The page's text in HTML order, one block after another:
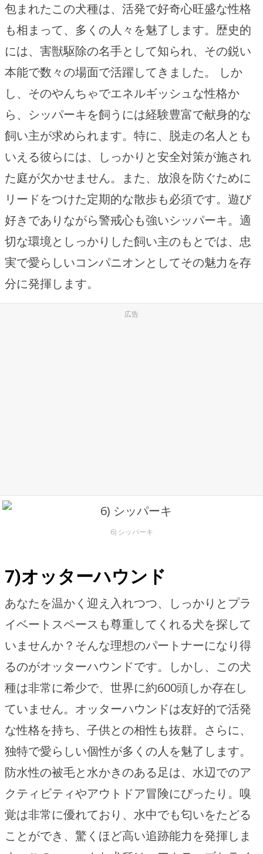
包まれたこの犬種は、活発で好奇心旺盛な性格
も相まって、多くの人々を魅了します。歴史的
には、害獣駆除の名手として知られ、その鋭い
本能で数々の場面で活躍してきました。 しか
し、そのやんちゃでエネルギッシュな性格か
ら、シッパーキを飼うには経験豊富で献身的な
飼い主が求められます。特に、脱走の名人とも
いえる彼らには、しっかりと安全対策が施され
た庭が欠かせません。また、放浪を防ぐために
リードをつけた定期的な散歩も必須です。遊び
好きでありながら警戒心も強いシッパーキ。適
切な環境としっかりした飼い主のもとでは、忠
実で愛らしいコンパニオンとしてその魅力を存
分に発揮します。
広告
6) シッパーキ
7)オッターハウンド
あなたを温かく迎え入れつつ、しっかりとプラ
イベートスペースも尊重してくれる犬を探して
いませんか？そんな理想のパートナーになり得
るのがオッターハウンドです。しかし、この犬
種は非常に希少で、世界に約600頭しか存在し
ていません。オッターハウンドは友好的で活発
な性格を持ち、子供との相性も抜群。さらに、
独特で愛らしい個性が多くの人を魅了します。
防水性の被毛と水かきのある足は、水辺でのア
クティビティやアウトドア冒険にぴったり。嗅
覚は非常に優れており、水中でも匂いをたどる
ことができ、驚くほど高い追跡能力を発揮しま